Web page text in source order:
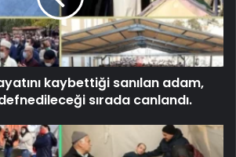
kaybettiği sanılan adam,
sırada canlandı.